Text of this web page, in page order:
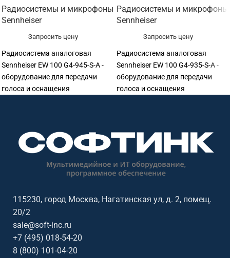
Радиосистемы и микрофоны
Sennheiser
Запросить цену
Радиосистема аналоговая
Sennheiser EW 100 G4-945-S-A -
оборудование для передачи
голоса и оснащения
центров, ресепшен и рабочих
мест сотрудников. Софтинк
оборудование под задачу,
бюджет. Особенности: бренд
Радиосистемы и микрофоны
Sennheiser
Запросить цену
Радиосистема аналоговая
Sennheiser EW 100 G4-935-S-A -
оборудование для передачи
голоса и оснащения
центров, ресепшен и рабочих
мест сотрудников. Софтинк
помогает подобрать
оборудование под задачу,
бюджет. Особенности: бренд
115230, город Москва, Нагатинская ул, д. 2, помещ.
20/2
sale@soft-inc.ru
+7 (495) 018-54-20
8 (800) 101-04-20